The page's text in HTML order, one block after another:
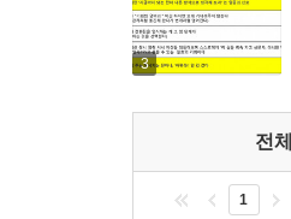
우리는 스스로를
데이터들입니다.”
깨닫지 못했던 자
이처럼 인생의 성
법, 삶의 균형을
3
전
1